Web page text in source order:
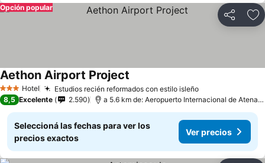
Compartir
Opción popular
3 Estrellas
Hotel Estudios recién reformados con estilo isleño
Aethon Airport Project
8,5 Excelente 2.590 a 5.6 km de: Aeropuerto Internacional de Atenas - Eleftherios Venizelos
Seleccioná las fechas para ver los
precios exactos
Ver precios